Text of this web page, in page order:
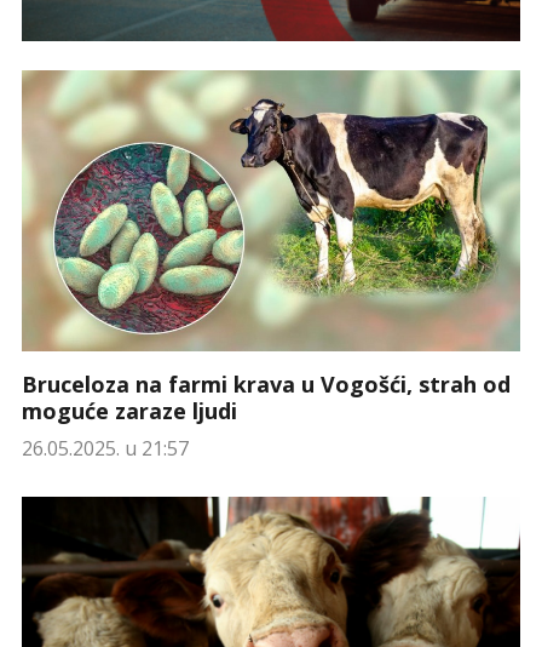
Bruceloza na farmi krava u Vogošći, strah od
moguće zaraze ljudi
26.05.2025. u 21:57